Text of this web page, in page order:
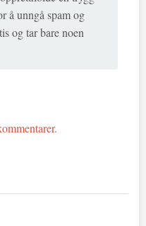
å unngå spam og
og tar bare noen